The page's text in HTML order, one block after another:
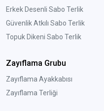
Erkek Desenli Sabo Terlik
Güvenlik Atkılı Sabo Terlik
Topuk Dikeni Sabo Terlik
Zayıflama Grubu
Zayıflama Ayakkabısı
Zayıflama Terliği